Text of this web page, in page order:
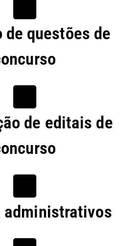
de questões de
de editais de
administrativos